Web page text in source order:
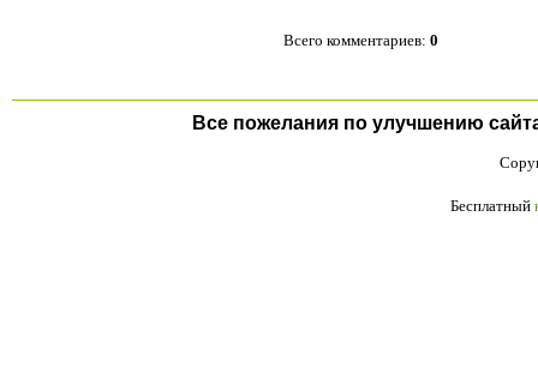
Всего комментариев: 0
Все пожелания по улучшению
Бесплатный